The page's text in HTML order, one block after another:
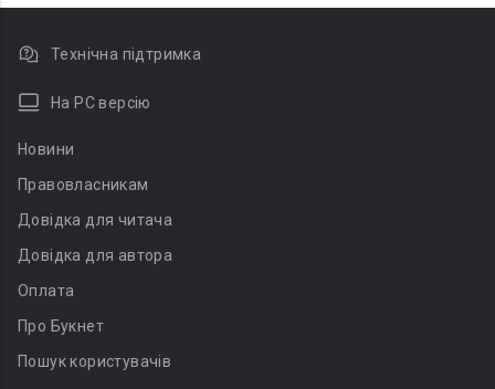
Технічна підтримка
На PC версію
Новини
Правовласникам
Довідка для читача
Довідка для автора
Оплата
Про Букнет
Пошук користувачів